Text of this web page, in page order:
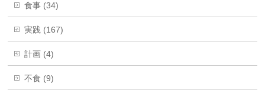
食事 (34)
実践 (167)
計画 (4)
不食 (9)